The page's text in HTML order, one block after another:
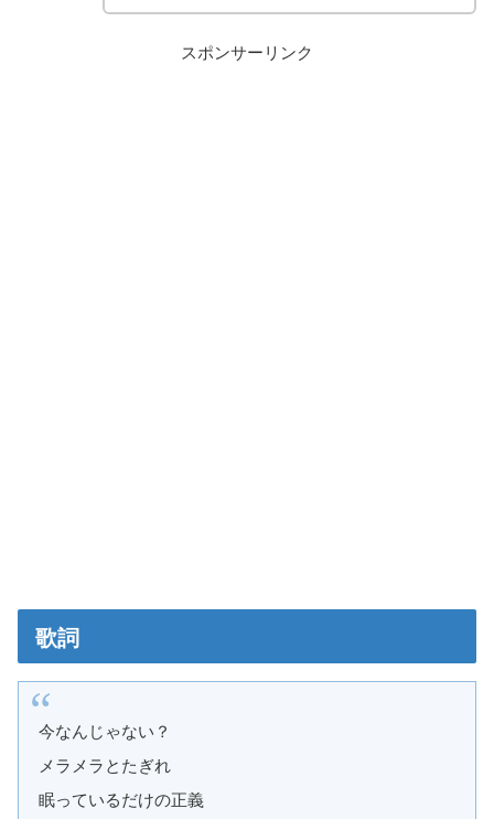
スポンサーリンク
歌詞
今なんじゃない？
メラメラとたぎれ
眠っているだけの正義